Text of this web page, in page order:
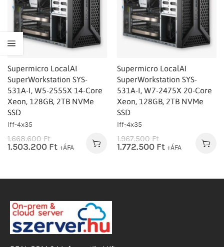
Supermicro LocalAI
SuperWorkstation SYS-
531A-I, W5-2555X 14-Core
Xeon, 128GB, 2TB NVMe
SSD
lff-4x35
1.668.600Ft
1.503.200 Ft +ÁFA
Supermicro LocalAI
SuperWorkstation SYS-
531A-I, W7-2475X 20-Core
Xeon, 128GB, 2TB NVMe
SSD
lff-4x35
1.967.500Ft
1.772.500 Ft +ÁFA